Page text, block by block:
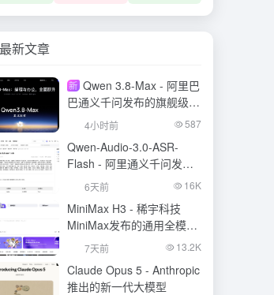
最新文章
新 Qwen 3.8-Max - 阿里巴
巴通义千问发布的旗舰级大
模型4小时前 587
Qwen-Audio-3.0-ASR-
Flash - 阿里通义千问发布
的语音识别大模型
6天前 16K
MiniMax H3 - 稀宇科技
MiniMax发布的通用全模态
生成模型
7天前 13.2K
Claude Opus 5 - Anthropic
推出的新一代大模型